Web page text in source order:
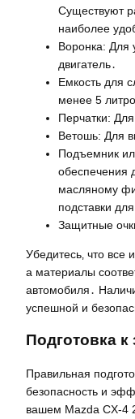
Существуют
наиболее
Воронка: Для
двигатель․
Емкость для
менее 5
Перчатки:
Ветошь: Для
Подъемник
обеспечения
масляному
подставки
Защитные
Убедитесь‚ что все
а материалы
автомобиля․
успешной и
Подготовка
Правильная
безопасность и
вашем Mazda CX-4